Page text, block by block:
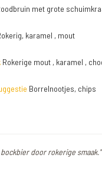
met grote
karamel , mout
Rokerige mout , karamel ,
Borrelnootjes, chips
bockbier door rokerige smaak."